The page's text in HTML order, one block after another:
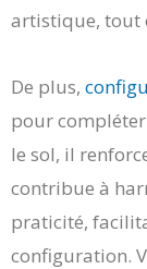
artistique, tout
De plus,
pour
le sol, il
contribue à
praticité,
configuration.